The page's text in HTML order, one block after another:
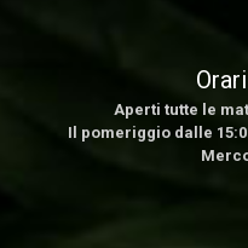
Aperti tutte le
Il pomeriggio dalle